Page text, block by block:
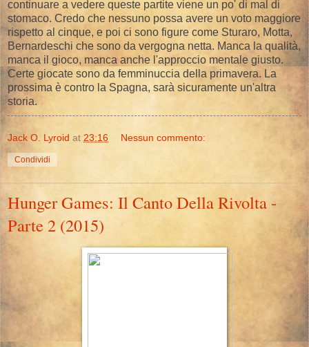
continuare a vedere queste partite viene un po' di mal di
stomaco. Credo che nessuno possa avere un voto maggiore
rispetto al cinque, e poi ci sono figure come Sturaro, Motta,
Bernardeschi che sono da vergogna netta. Manca la qualità,
manca il gioco, manca anche l'approccio mentale giusto.
Certe giocate sono da femminuccia della primavera. La
prossima è contro la Spagna, sarà sicuramente un'altra
storia.
Jack O. Lyroid at 23:16 Nessun commento:
Condividi
Hunger Games: Il Canto Della Rivolta -
Parte 2 (2015)